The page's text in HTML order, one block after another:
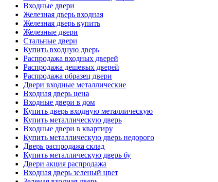
Входные двери
Железная дверь входная
Железная дверь купить
Железные двери
Стальные двери
Купить входную дверь
Распродажа входных дверей
Распродажа дешевых дверей
Распродажа образец двери
Двери входные металлические
Входная дверь цена
Входные двери в дом
Купить дверь входную металлическую
Купить металлическую дверь
Входные двери в квартиру
Купить металлическую дверь недорого
Дверь распродажа склад
Купить металлическую дверь бу
Двери акция распродажа
Входная дверь зеленый цвет